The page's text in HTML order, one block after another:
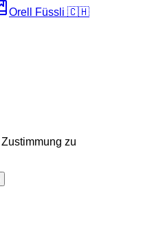
Orell Füssli 🇨🇭
zu